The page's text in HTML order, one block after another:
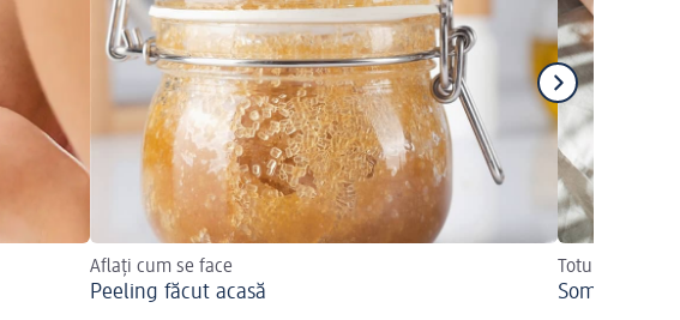
Aflați cum se face
Peeling făcut acasă
Totul despre
Somn de